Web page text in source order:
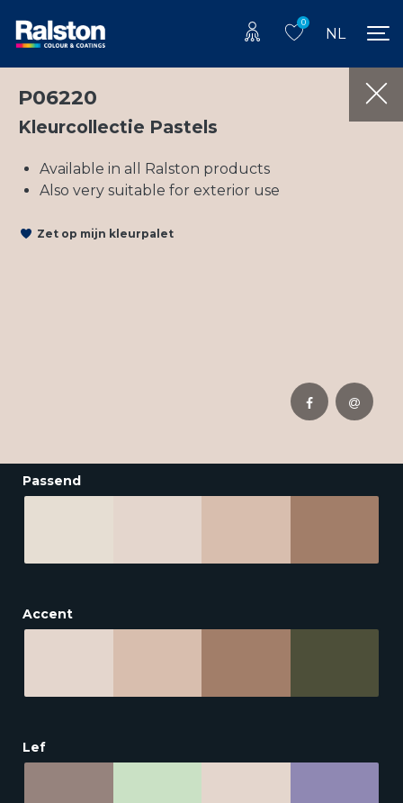
0
NL
P06220
Kleurcollectie Pastels
Available in all Ralston products
Also very suitable for exterior use
Zet op mijn kleurpalet
Passend
Accent
Lef